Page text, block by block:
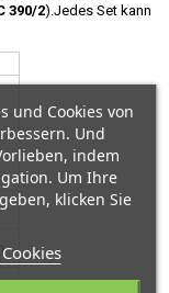
390/2).Jedes Set kann
und Cookies von
Und
indem
Um Ihre
klicken Sie